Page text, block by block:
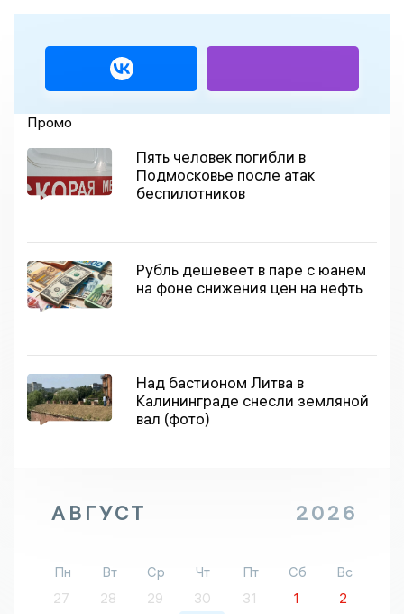
Промо
Пять человек погибли в
Подмосковье после атак
беспилотников
Рубль дешевеет в паре с юанем
на фоне снижения цен на нефть
Над бастионом Литва в
Калининграде снесли земляной
вал (фото)
АВГУСТ 2026
Пн Вт Ср Чт Пт Сб
Вс
27
28 29 30 31 1
2